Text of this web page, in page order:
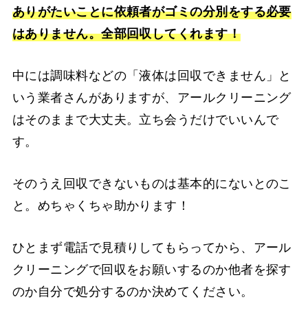
ありがたいことに依頼者がゴミの分別をする必要
はありません。全部回収してくれます！
中には調味料などの「液体は回収できません」と
いう業者さんがありますが、アールクリーニング
はそのままで大丈夫。立ち会うだけでいいんで
す。
そのうえ回収できないものは基本的にないとのこ
と。めちゃくちゃ助かります！
ひとまず電話で見積りしてもらってから、アール
クリーニングで回収をお願いするのか他者を探す
のか自分で処分するのか決めてください。